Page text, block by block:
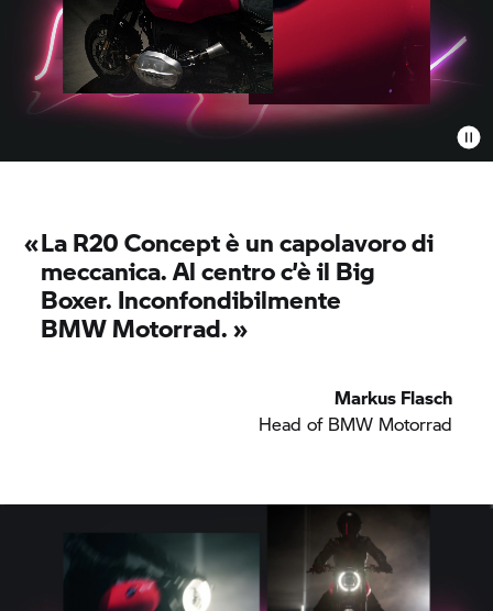
«La R20 Concept è un capolavoro di
meccanica. Al centro c’è il Big
Boxer. Inconfondibilmente
BMW Motorrad.»
Markus Flasch
Head of BMW Motorrad